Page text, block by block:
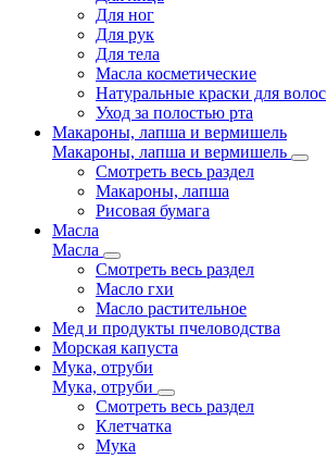
Для ног
Для рук
Для тела
Масла косметические
Натуральные краски для волос
Уход за полостью рта
Макароны, лапша и вермишель
Макароны, лапша и вермишель
Смотреть весь раздел
Макароны, лапша
Рисовая бумага
Масла
Масла
Смотреть весь раздел
Масло гхи
Масло растительное
Мед и продукты пчеловодства
Морская капуста
Мука, отруби
Мука, отруби
Смотреть весь раздел
Клетчатка
Мука